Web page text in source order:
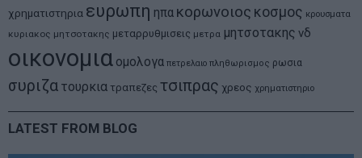
χρηματιστηρια ευρωπη ηπα κορωνοιος κοσμος κρουσματα
κυριακος μητσοτακης μεταρρυθμισεις μετρα μητσοτακης νδ
οικονομια ομολογα πετρελαιο πληθωρισμος ρωσια
συριζα τουρκια τραπεζες τσιπρας χρεος χρηματιστηριο
LATEST FROM BLOG